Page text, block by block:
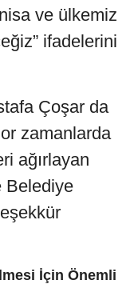
ve ülkemiz
ifadelerini
Çoşar da
zamanlarda
ağırlayan
Belediye
İçin Önemli